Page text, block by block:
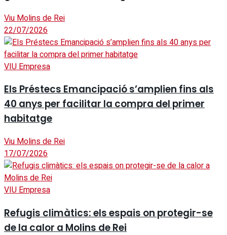
Viu Molins de Rei
22/07/2026
VIU Empresa
Els Préstecs Emancipació s’amplien fins als
40 anys per facilitar la compra del primer
habitatge
Viu Molins de Rei
17/07/2026
VIU Empresa
Refugis climàtics: els espais on protegir-se
de la calor a Molins de Rei